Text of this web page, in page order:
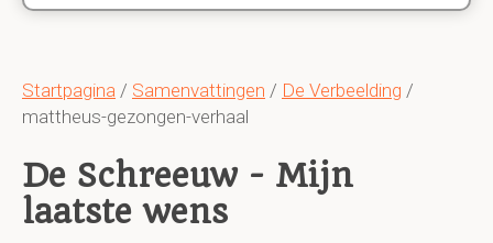
Startpagina / Samenvattingen / De Verbeelding /
mattheus-gezongen-verhaal
De Schreeuw - Mijn
laatste wens